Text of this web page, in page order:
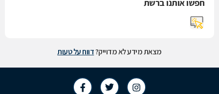
חפשו אותנו ברשת
מצאת מידע לא מדוייק?דווח על טעות